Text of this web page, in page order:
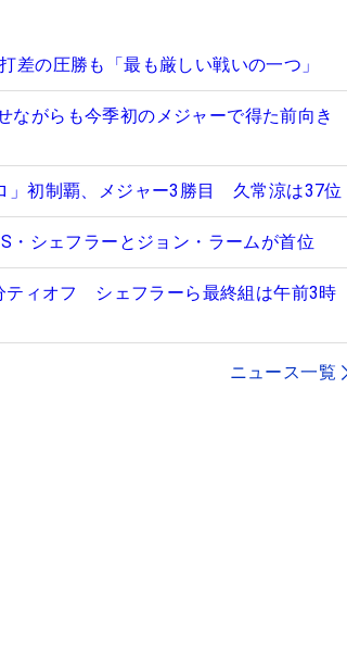
の圧勝も「最も厳しい戦いの一つ」
ながらも今季初のメジャーで得た前向き
」初制覇、メジャー3勝目 久常涼は37位
シェフラーとジョン・ラームが首位
ティオフ シェフラーら最終組は午前3時
ニュース一覧